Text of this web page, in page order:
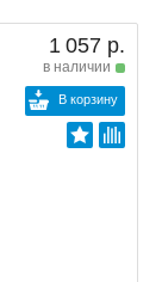
1 057 р.
в наличии
В корзину